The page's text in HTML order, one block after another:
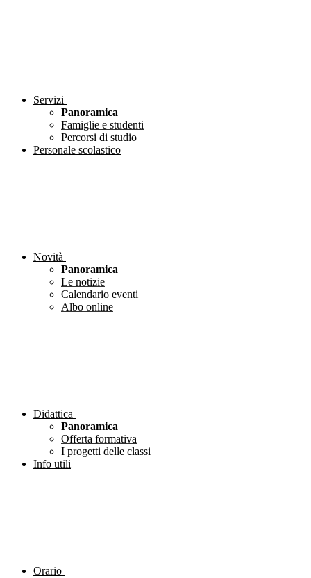
Servizi
Panoramica
Famiglie e studenti
Percorsi di studio
Personale scolastico
Novità
Panoramica
Le notizie
Calendario eventi
Albo online
Didattica
Panoramica
Offerta formativa
I progetti delle classi
Info utili
Orario